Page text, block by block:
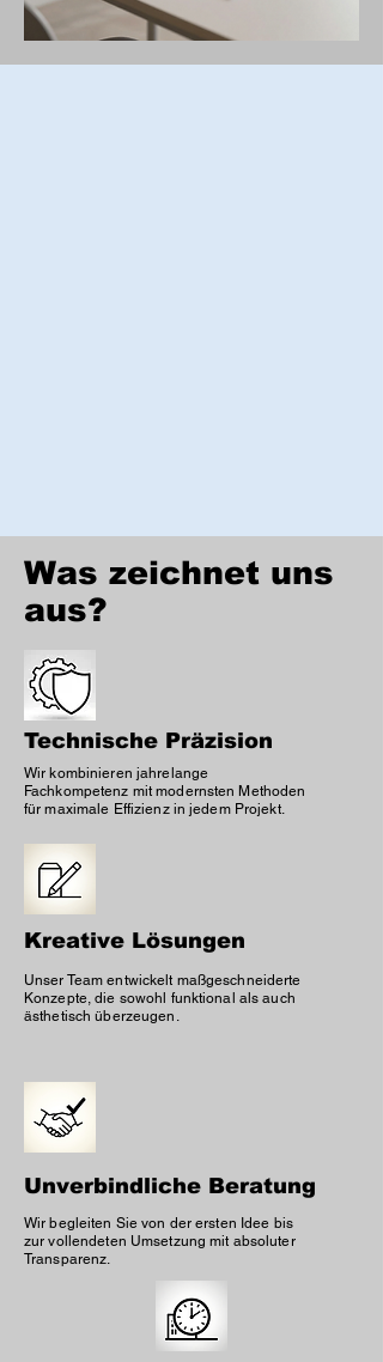
Was zeichnet uns
aus?
Technische Präzision
Wir kombinieren jahrelange
Fachkompetenz mit modernsten Methoden
für maximale Effizienz in jedem Projekt.
Kreative Lösungen
Unser Team entwickelt maßgeschneiderte
Konzepte, die sowohl funktional als auch
ästhetisch überzeugen.
Unverbindliche Beratung
Wir begleiten Sie von der ersten Idee bis
zur vollendeten Umsetzung mit absoluter
Transparenz.